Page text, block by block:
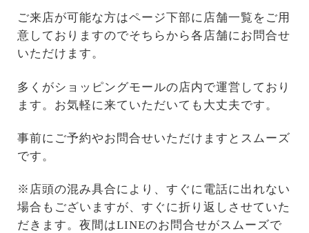
ご来店が可能な方はページ下部に店舗一覧をご用
意しておりますのでそちらから各店舗にお問合せ
いただけます。
多くがショッピングモールの店内で運営しており
ます。お気軽に来ていただいても大丈夫です。
事前にご予約やお問合せいただけますとスムーズ
です。
※店頭の混み具合により、すぐに電話に出れない
場合もございますが、すぐに折り返しさせていた
だきます。夜間はLINEのお問合せがスムーズで